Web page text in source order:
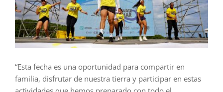
“Esta fecha es una oportunidad para compartir en
familia, disfrutar de nuestra tierra y participar en estas